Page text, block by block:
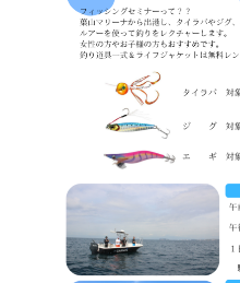
レンタルスペース
撮影・ロケーション
葉山周辺の気象情報
ライブカメラ 風向・風速
ライブカメラ ハーバー